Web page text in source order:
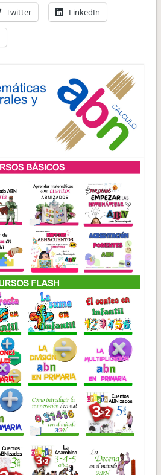
Twitter LinkedIn